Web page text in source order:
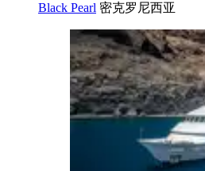
Black Pearl 密克罗尼西亚